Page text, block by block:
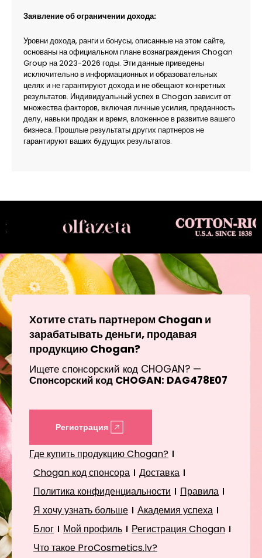
Заявление об ограничении дохода:
Уровни дохода, ранги и бонусы, описанные на этом сайте,
основаны на официальном плане вознаграждения Chogan
Group на 2023-2026 годы. Эти данные приведены
исключительно в информационных и образовательных
целях и не гарантируют дохода и не обещают конкретных
результатов. Индивидуальный успех в Chogan зависит от
множества факторов, включая личные усилия, преданность
делу, навыки продаж и время, вложенное в развитие вашего
бизнеса. Прошлые результаты других партнеров не
гарантируют ваших будущих результатов.
Хотите стать партнером Chogan и
зарабатывать деньги, продавая
продукцию Chogan?
Ищете спонсорский код CHOGAN? —
Спонсорский код CHOGAN: DAG478E07
Регистрация
Где купить продукцию Chogan?
Chogan код спонсора
Доставка
Политика конфиденциальности
Правила
Я хочу узнать больше
Академия успеха
Блог
Мой профиль
Регистрация Chogan
Что такое ProCosmetics.lv?